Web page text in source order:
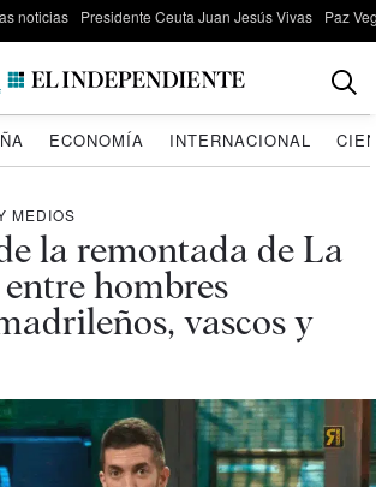
noticias Presidente Ceuta Juan Jesús Vivas Paz
ECONOMÍA INTERNACIONAL
MEDIOS
la remontada de La
hombres
vascos y